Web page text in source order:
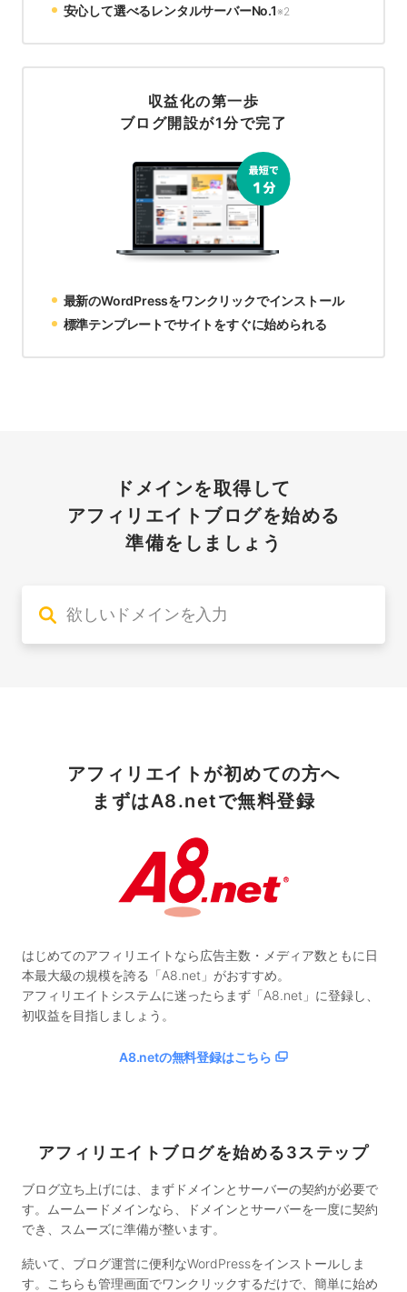
安心して選べるレンタルサーバーNo.1※2
収益化の第一歩
ブログ開設が1分で完了
最新のWordPressをワンクリックでインストール
標準テンプレートでサイトをすぐに始められる
ドメインを取得して
アフィリエイトブログを始める
準備をしましょう
アフィリエイトが初めての方へ
まずはA8.netで無料登録
はじめてのアフィリエイトなら広告主数・メディア数ともに日
本最大級の規模を誇る「A8.net」がおすすめ。
アフィリエイトシステムに迷ったらまず「A8.net」に登録し、
初収益を目指しましょう。
A8.netの無料登録はこちら
アフィリエイトブログを始める3ステップ
ブログ立ち上げには、まずドメインとサーバーの契約が必要で
す。ムームードメインなら、ドメインとサーバーを一度に契約
でき、スムーズに準備が整います。
続いて、ブログ運営に便利なWordPressをインストールしま
す。こちらも管理画面でワンクリックするだけで、簡単に始め